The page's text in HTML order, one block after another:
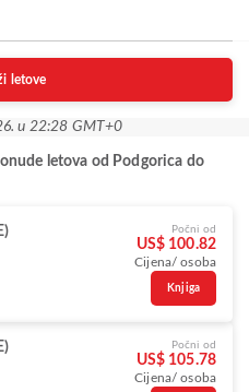
letove
u 22:28 GMT+0
letova od Podgorica do
Počni od
US$ 100.82
Cijena/ osoba
Knjiga
Počni od
US$ 105.78
Cijena/ osoba